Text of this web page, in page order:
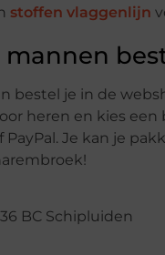
stoffen vlaggenlijn
bestel je in de
heren en kies
PayPal. Je kan je
BC Schipluiden